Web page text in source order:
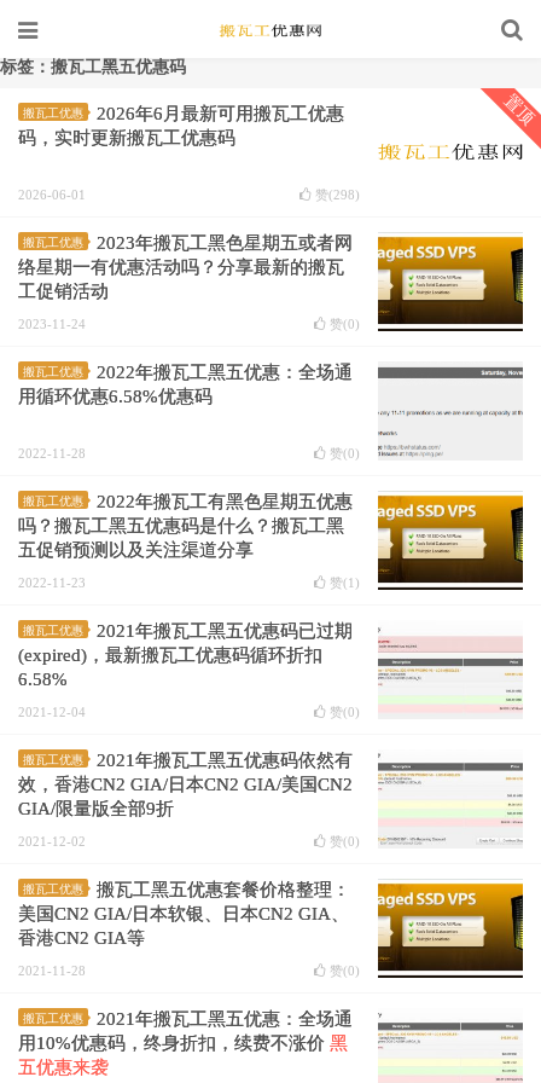
标签：搬瓦工黑五优惠码
搬瓦工优惠
2026年6月最新可用搬瓦工优惠
码，实时更新搬瓦工优惠码
置顶
2026-06-01 赞(298)
搬瓦工优惠
2023年搬瓦工黑色星期五或者网
络星期一有优惠活动吗？分享最新的搬瓦
工促销活动
2023-11-24 赞(0)
搬瓦工优惠
2022年搬瓦工黑五优惠：全场通
用循环优惠6.58%优惠码
2022-11-28 赞(0)
搬瓦工优惠
2022年搬瓦工有黑色星期五优惠
吗？搬瓦工黑五优惠码是什么？搬瓦工黑
五促销预测以及关注渠道分享
2022-11-23 赞(1 )
搬瓦工优惠
2021年搬瓦工黑五优惠码已过期
(expired)，最新搬瓦工优惠码循环折扣
6.58%
2021-12-04 赞(0)
搬瓦工优惠
2021年搬瓦工黑五优惠码依然有
效，香港CN2 GIA/日本CN2 GIA/美国CN2
GIA/限量版全部9折
2021-12-02 赞(0)
搬瓦工优惠
搬瓦工黑五优惠套餐价格整理：
美国CN2 GIA/日本软银、日本CN2 GIA、
香港CN2 GIA等
2021-11-28 赞(0)
搬瓦工优惠
2021年搬瓦工黑五优惠：全场通
用10%优惠码，终身折扣，续费不涨价 黑
五优惠来袭